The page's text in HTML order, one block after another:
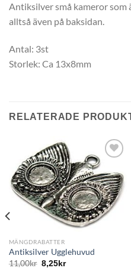
Antiksilver små kameror som
alltså även på baksidan.
Antal: 3st
Storlek: Ca 13x8mm
RELATERADE
Lägg
till i
önskelistan
MÄNGDRABATTER
Antiksilver Ugglehuvud
11,00kr 8,25kr